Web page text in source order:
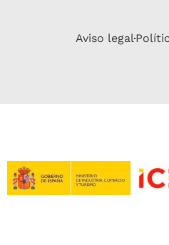
Aviso legal